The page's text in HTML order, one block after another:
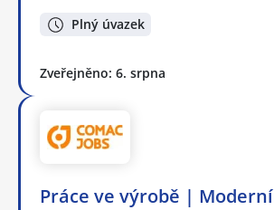
Plný úvazek
Zveřejněno: 6. srpna
Práce ve výrobě | Moderní